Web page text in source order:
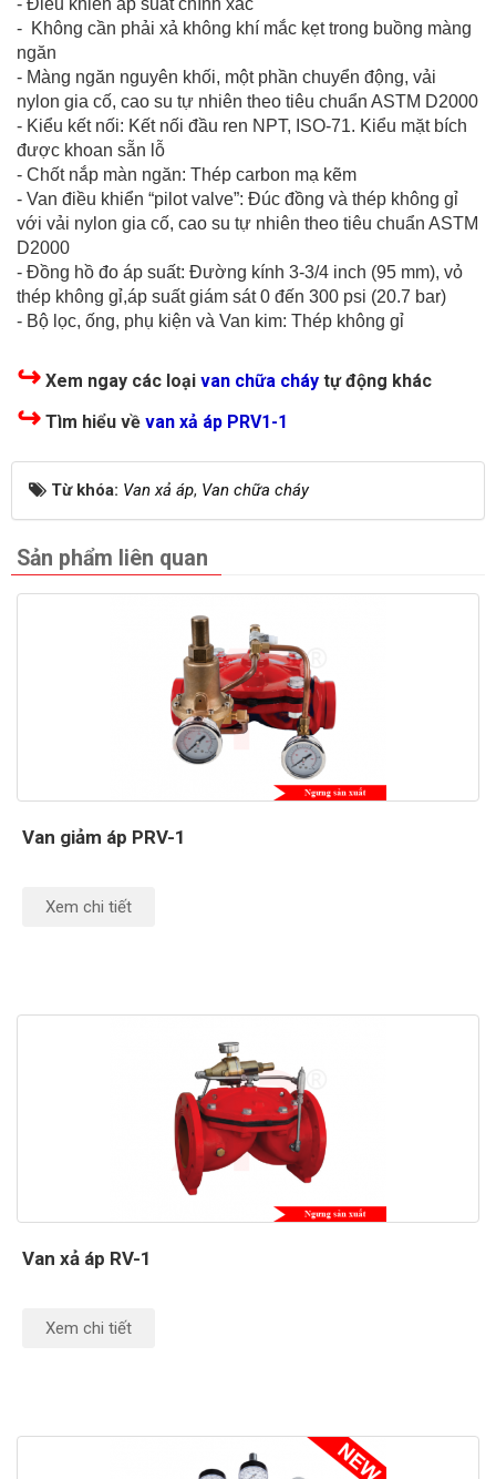
- Điều khiển áp suất chính xác
- Không cần phải xả không khí mắc kẹt trong buồng màng
ngăn
- Màng ngăn nguyên khối, một phần chuyển động, vải
nylon gia cố, cao su tự nhiên theo tiêu chuẩn ASTM D2000
- Kiểu kết nối: Kết nối đầu ren NPT, ISO-71. Kiểu mặt bích
được khoan sẵn lỗ
- Chốt nắp màn ngăn: Thép carbon mạ kẽm
- Van điều khiển “pilot valve”: Đúc đồng và thép không gỉ
với vải nylon gia cố, cao su tự nhiên theo tiêu chuẩn ASTM
D2000
- Đồng hồ đo áp suất: Đường kính 3-3/4 inch (95 mm), vỏ
thép không gỉ,áp suất giám sát 0 đến 300 psi (20.7 bar)
- Bộ lọc, ống, phụ kiện và Van kim: Thép không gỉ
↪ Xem ngay các loại van chữa cháy tự động khác
↪ Tìm hiểu về van xả áp PRV1-1
Từ khóa: Van xả áp, Van chữa cháy
Sản phẩm liên quan
Van giảm áp PRV-1
Xem chi tiết
Van xả áp RV-1
Xem chi tiết